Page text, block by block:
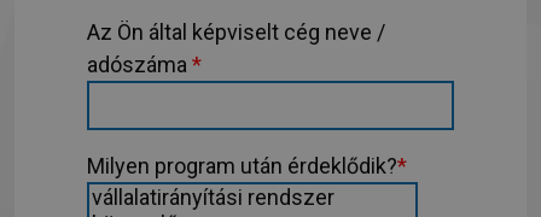
Az Ön által képviselt cég neve /
adószáma *
Milyen program után érdeklődik?*